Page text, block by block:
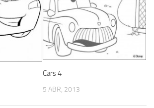
Cars 4
5 ABR, 2013